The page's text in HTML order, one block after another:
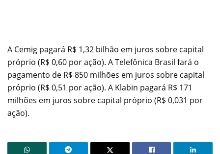
A Cemig pagará R$ 1,32 bilhão em juros sobre capital
próprio (R$ 0,60 por ação). A Telefônica Brasil fará o
pagamento de R$ 850 milhões em juros sobre capital
próprio (R$ 0,51 por ação). A Klabin pagará R$ 171
milhões em juros sobre capital próprio (R$ 0,031 por
ação).